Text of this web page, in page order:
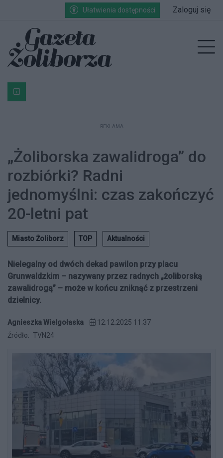
Przejdź do głównych treści
Przejdź do wyszukiwarki
Przejdź do głównego menuUłatwienia dostępności Zaloguj się
Bardzo ważna informacja dla podatników posiadających
REKLAMA
„Żoliborska zawalidroga” do
rozbiórki? Radni
jednomyślni: czas zakończyć
20-letni pat
Miasto Żoliborz TOP Aktualności
Nielegalny od dwóch dekad pawilon przy placu
Grunwaldzkim – nazywany przez radnych „żoliborską
zawalidrogą” – może w końcu zniknąć z przestrzeni
dzielnicy.
Agnieszka Wielgołaska
12.12.2025 11:37
Źródło: TVN24